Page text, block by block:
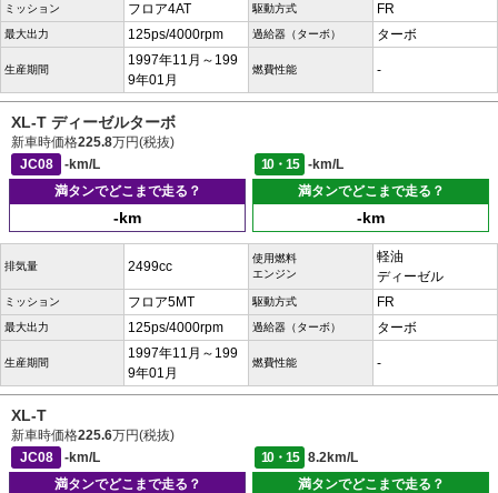
ミッション フロア4AT 駆動方式 FR
最大出力 125ps/4000rpm 過給器（ターボ） ターボ
生産期間
1997年11月～199
9年01月
燃費性能 -
XL-T ディーゼルターボ
新車時価格225.8万円(税抜)
JC08
-km/L 10・15
-km/L
満タンでどこまで走る？
-km
満タンでどこまで走る？
-km
排気量 2499cc
使用燃料
エンジン
軽油
ディーゼル
ミッション フロア5MT 駆動方式 FR
最大出力 125ps/4000rpm 過給器（ターボ） ターボ
生産期間
1997年11月～199
9年01月
燃費性能 -
XL-T
新車時価格225.6万円(税抜)
JC08
-km/L 10・15
8.2km/L
満タンでどこまで走る？
満タンでどこまで走る？